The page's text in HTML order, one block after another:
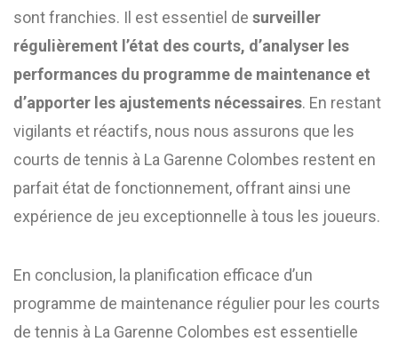
sont franchies. Il est essentiel de surveiller
régulièrement l’état des courts, d’analyser les
performances du programme de maintenance et
d’apporter les ajustements nécessaires. En restant
vigilants et réactifs, nous nous assurons que les
courts de tennis à La Garenne Colombes restent en
parfait état de fonctionnement, offrant ainsi une
expérience de jeu exceptionnelle à tous les joueurs.
En conclusion, la planification efficace d’un
programme de maintenance régulier pour les courts
de tennis à La Garenne Colombes est essentielle